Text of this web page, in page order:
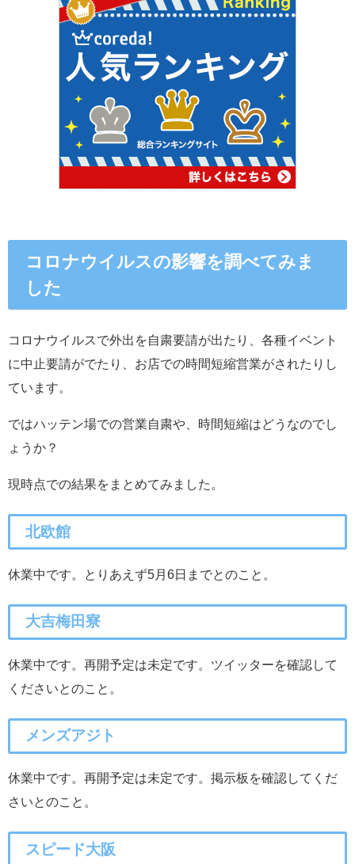
コロナウイルスの影響を調べてみま
した
コロナウイルスで外出を自粛要請が出たり、各種イベント
に中止要請がでたり、お店での時間短縮営業がされたりし
ています。
ではハッテン場での営業自粛や、時間短縮はどうなのでし
ょうか？
現時点での結果をまとめてみました。
北欧館
休業中です。とりあえず5月6日までとのこと。
大吉梅田寮
休業中です。再開予定は未定です。ツイッターを確認して
くださいとのこと。
メンズアジト
休業中です。再開予定は未定です。掲示板を確認してくだ
さいとのこと。
スピード大阪